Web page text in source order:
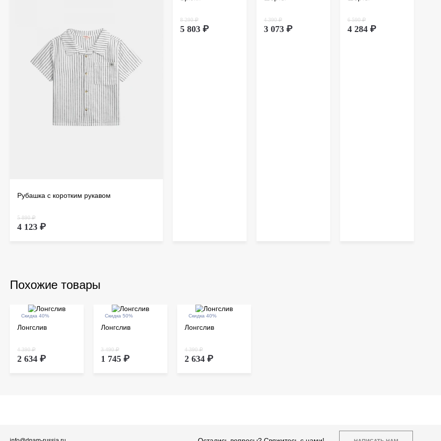
Рубашка с коротким рукавом
5 890 ₽
4 123 ₽
8 290 ₽
5 803 ₽
4 390 ₽
3 073 ₽
6 590 ₽
4 284 ₽
Похожие товары
Скидка 40%
Лонгслив
4 390 ₽
2 634 ₽
Скидка 50%
Лонгслив
3 490 ₽
1 745 ₽
Скидка 40%
Лонгслив
4 390 ₽
2 634 ₽